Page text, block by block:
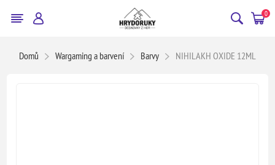
0
Domů Wargaming a barvení Barvy NIHILAKH OXIDE 12ML